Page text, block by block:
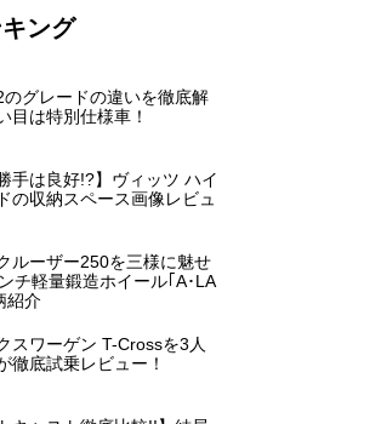
ング
のグレードの違いを徹底解
目は特別仕様車！
手は良好!?】ヴィッツ ハイ
の収納スペース画像レビュ
ルーザー250を三様に魅せ
チ軽量鍛造ホイール｢A･LA
紹介
スワーゲン T-Crossを3人
徹底試乗レビュー！